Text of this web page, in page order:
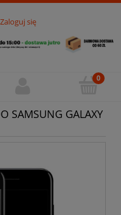
Zaloguj się
SAMSUNG GALAXY